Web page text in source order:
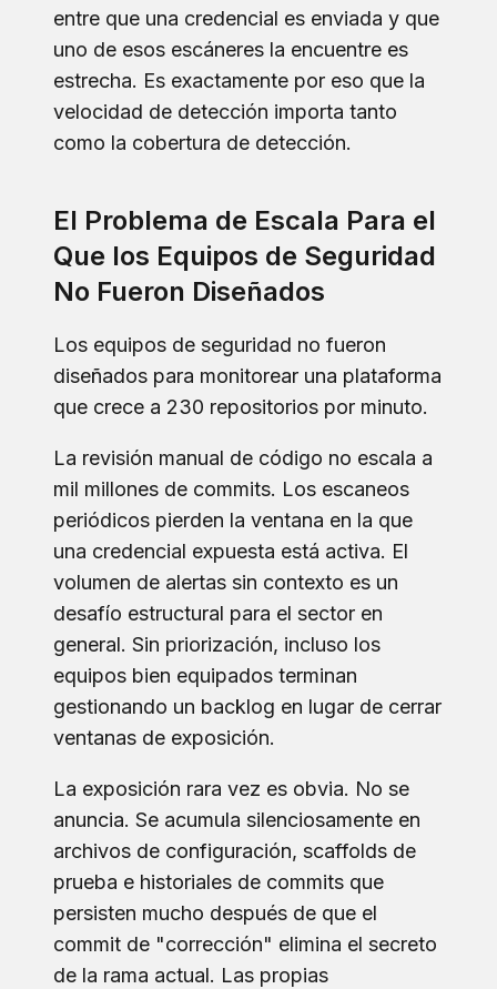
entre que una credencial es enviada y que
uno de esos escáneres la encuentre es
estrecha. Es exactamente por eso que la
velocidad de detección importa tanto
como la cobertura de detección.
El Problema de Escala Para el
Que los Equipos de Seguridad
No Fueron Diseñados
Los equipos de seguridad no fueron
diseñados para monitorear una plataforma
que crece a 230 repositorios por minuto.
La revisión manual de código no escala a
mil millones de commits. Los escaneos
periódicos pierden la ventana en la que
una credencial expuesta está activa. El
volumen de alertas sin contexto es un
desafío estructural para el sector en
general. Sin priorización, incluso los
equipos bien equipados terminan
gestionando un backlog en lugar de cerrar
ventanas de exposición.
La exposición rara vez es obvia. No se
anuncia. Se acumula silenciosamente en
archivos de configuración, scaffolds de
prueba e historiales de commits que
persisten mucho después de que el
commit de "corrección" elimina el secreto
de la rama actual. Las propias